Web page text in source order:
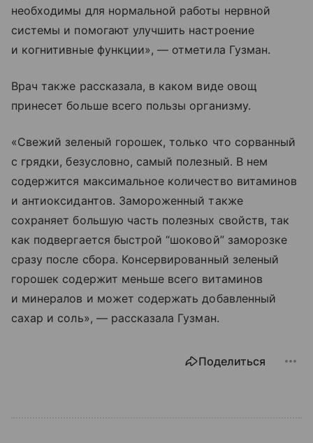
необходимы для нормальной работы нервной
системы и помогают улучшить настроение
и когнитивные функции», — отметила Гузман.
Врач также рассказала, в каком виде овощ
принесет больше всего пользы организму.
«Свежий зеленый горошек, только что сорванный
с грядки, безусловно, самый полезный. В нем
содержится максимальное количество витаминов
и антиоксидантов. Замороженный также
сохраняет большую часть полезных свойств, так
как подвергается быстрой “шоковой” заморозке
сразу после сбора. Консервированный зеленый
горошек содержит меньше всего витаминов
и минералов и может содержать добавленный
сахар и соль», — рассказала Гузман.
Поделиться